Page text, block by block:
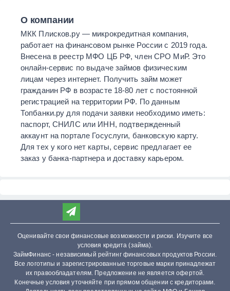
О компании
МКК Плисков.ру — микрокредитная компания,
работает на финансовом рынке России с 2019 года.
Внесена в реестр МФО ЦБ РФ, член СРО МиР. Это
онлайн-сервис по выдаче займов физическим
лицам через интернет. Получить займ может
гражданин РФ в возрасте 18-80 лет с постоянной
регистрацией на территории РФ. По данным
Топбанки.ру для подачи заявки необходимо иметь:
паспорт, СНИЛС или ИНН, подтвержденный
аккаунт на портале Госуслуги, банковскую карту.
Для тех у кого нет карты, сервис предлагает ее
заказ у банка-партнера и доставку карьером.
Оценивайте свои финансовые возможности и риски. Изучите все
условия кредита (займа).
ЗаймФинанс - независимый рейтинг финансовых продуктов России.
Все логотипы и зарегистрированные торговые марки принадлежат
их правообладателям. Предложение не является офертой.
Конечные условия уточняйте при прямом общении с кредиторами.